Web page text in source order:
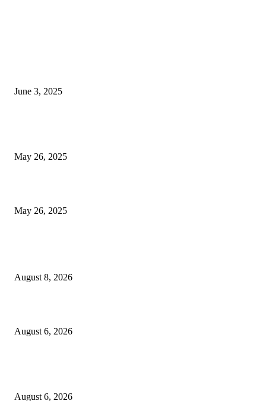
June 3, 2025
May 26, 2025
May 26, 2025
August 8, 2026
August 6, 2026
August 6, 2026